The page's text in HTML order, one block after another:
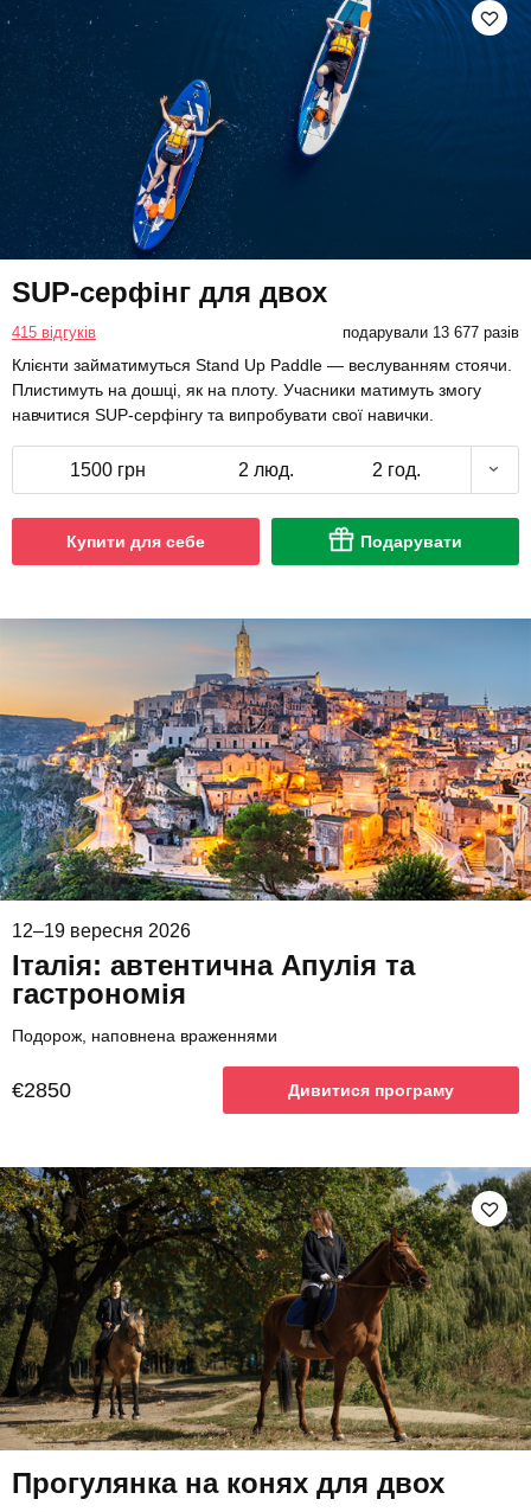
SUP-серфінг для двох
415 відгуків подарували 13 677 разів
Клієнти займатимуться Stand Up Paddle — веслуванням стоячи.
Плистимуть на дошці, як на плоту. Учасники матимуть змогу
навчитися SUP-серфінгу та випробувати свої навички.
1500 грн 2 люд. 2 год.
Купити для себе Подарувати
12–19 вересня 2026
Італія: автентична Апулія та
гастрономія
Подорож, наповнена враженнями
€2850 Дивитися програму
Прогулянка на конях для двох